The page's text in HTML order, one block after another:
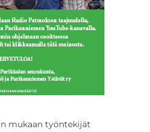
mukaan työntekijät